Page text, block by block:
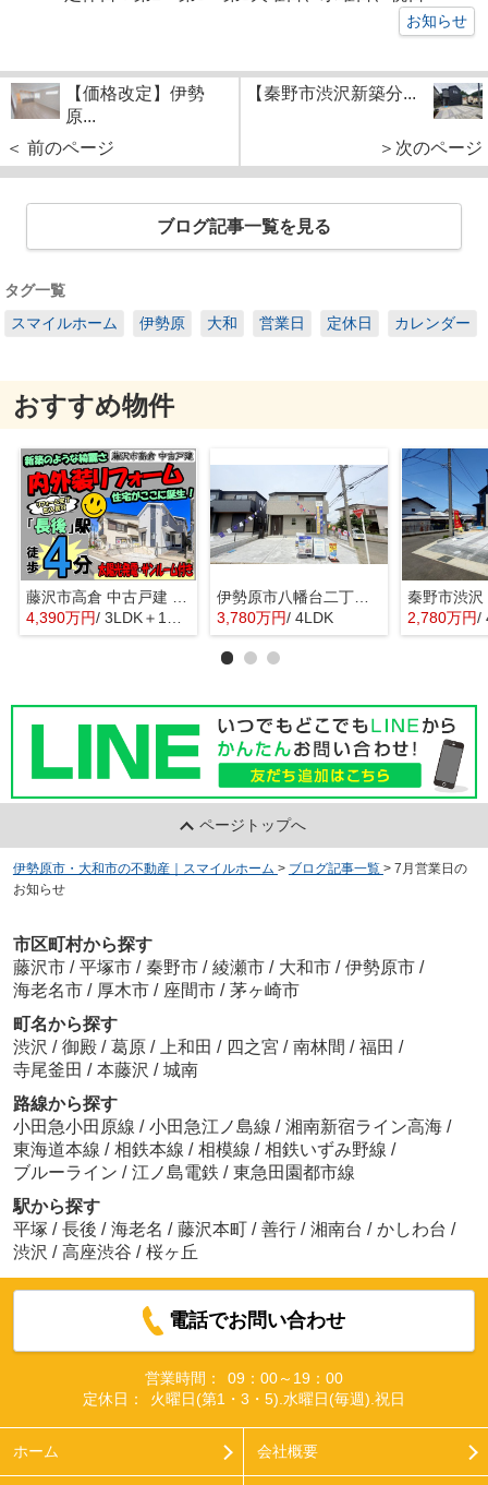
お知らせ
【価格改定】伊勢
原...
＜ 前のページ
【秦野市渋沢新築分...
＞次のページ
ブログ記事一覧を見る
タグ一覧
スマイルホーム
伊勢原 大和 営業日 定休日 カレンダー
おすすめ物件
4,390万円/ 3LDK＋1S(納戸)
伊勢原市八幡台二丁目 全３棟 新築住宅
3,780万円/ 4LDK 2,780万円/
ページトップへ
伊勢原市・大和市の不動産｜スマイルホーム > ブログ記事一覧 > 7月営業日の
お知らせ
市区町村から探す
藤沢市 / 平塚市 / 秦野市 / 綾瀬市 / 大和市 / 伊勢原市 /
海老名市 / 厚木市 / 座間市 / 茅ヶ崎市
町名から探す
渋沢 / 御殿 / 葛原 / 上和田 / 四之宮 / 南林間 / 福田 /
寺尾釜田 / 本藤沢 / 城南
路線から探す
小田急小田原線 / 小田急江ノ島線 / 湘南新宿ライン高海 /
東海道本線 / 相鉄本線 / 相模線 / 相鉄いずみ野線 /
ブルーライン / 江ノ島電鉄 / 東急田園都市線
駅から探す
平塚 / 長後 / 海老名 / 藤沢本町 / 善行 / 湘南台 / かしわ台 /
渋沢 / 高座渋谷 / 桜ヶ丘
電話でお問い合わせ
営業時間：
09：00～19：00
定休日：
火曜日(第1・3・5).水曜日(毎週).祝日
ホーム 会社概要